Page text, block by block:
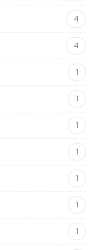
4
4
1
1
1
1
1
1
1